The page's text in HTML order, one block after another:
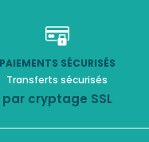
PAIEMENTS SÉCURISÉS
Transferts sécurisés
par cryptage SSL